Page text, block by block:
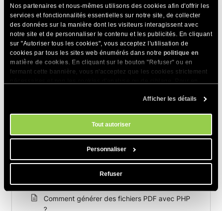
Nos partenaires et nous-mêmes utilisons des cookies afin d'offrir les
services et fonctionnalités essentielles sur notre site, de collecter
des données sur la manière dont les visiteurs interagissent avec
notre site et de personnaliser le contenu et les publicités. En cliquant
sur "Autoriser tous les cookies", vous acceptez l'utilisation de
cookies par tous les sites web énumérés dans notre politique en
matière de cookies. En cliquant sur le bouton "Refuser" ou en
fermant cette bannière, vous n'acceptez que les cookies strictement
. Vous pouvez gérer vos préférences
Afficher les détails
Tout autoriser
Personnaliser
Refuser
Articles Connexes
Le mode sans échec de PHP est-il désactivé
sur les serveurs de SiteGround ?
Comment générer des fichiers PDF avec PHP
?